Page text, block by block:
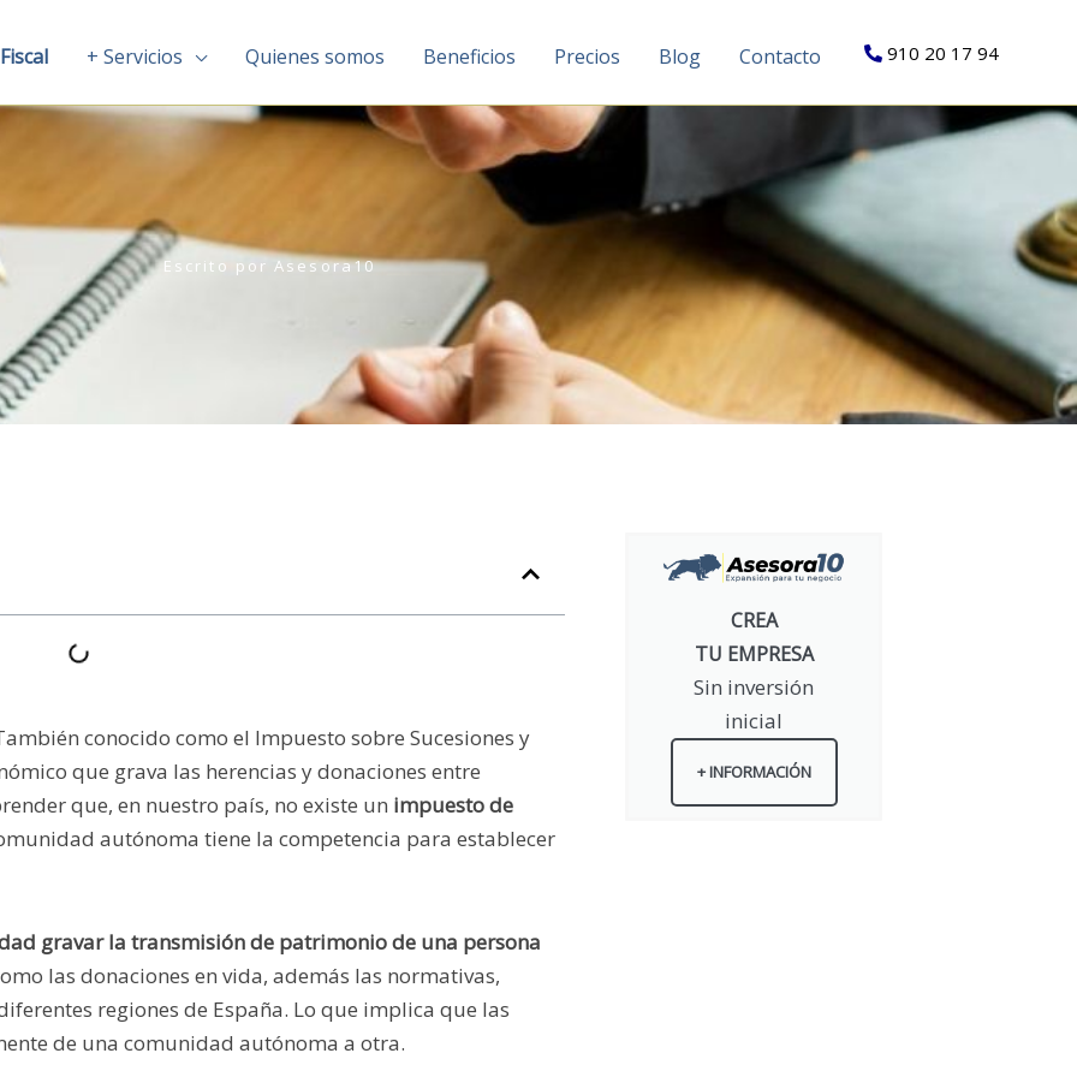
+ Servicios Quienes somos Beneficios Precios Blog Contacto 910 20 17 94
Escrito por Asesora10
conocido como el Impuesto sobre Sucesiones y
que grava las herencias y donaciones entre
que, en nuestro país, no existe un impuesto de
autónoma tiene la competencia para establecer
gravar la transmisión de patrimonio de una persona
las donaciones en vida, además las normativas,
regiones de España. Lo que implica que las
de una comunidad autónoma a otra.
CREA
TU EMPRESA
Sin inversión
inicial
+ INFORMACIÓN